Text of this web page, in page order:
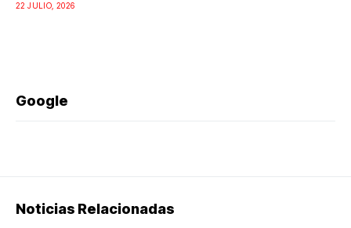
22 JULIO, 2026
Google
Noticias Relacionadas